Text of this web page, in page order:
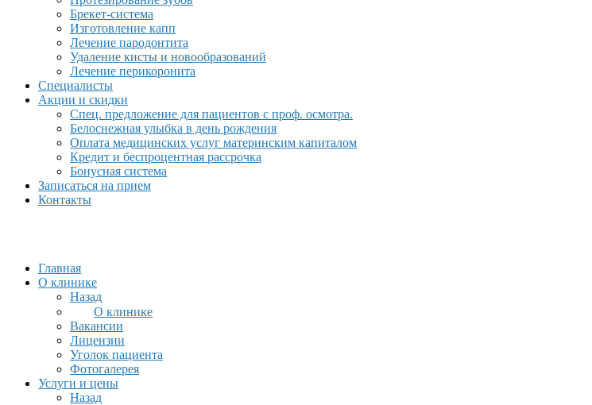
Брекет-система
Изготовление капп
Лечение пародонтита
Удаление кисты и новообразований
Лечение перикоронита
Специалисты
Акции и скидки
Спец. предложение для пациентов с проф. осмотра.
Белоснежная улыбка в день рождения
Оплата медицинских услуг материнским капиталом
Кредит и беспроцентная рассрочка
Бонусная система
Записаться на прием
Контакты
Главная
О клинике
Назад
О клинике
Вакансии
Лицензии
Уголок пациента
Фотогалерея
Услуги и цены
Назад